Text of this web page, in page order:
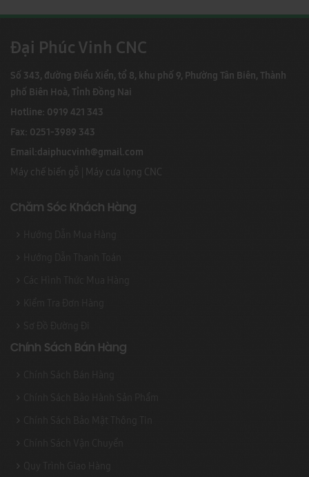
Đại Phúc Vinh CNC
Số 343, đường Điểu Xiển, tổ 8, khu phố 9, Phường Tân Biên, Thành
phố Biên Hoà, Tỉnh Đồng Nai
Hotline: 0919 421 343
Fax: 0251-3989 343
Email:daiphucvinh@gmail.com
Máy chế biến gỗ Máy cưa lọng CNC
Chăm Sóc Khách Hàng
Chính Sách Bán Hàng